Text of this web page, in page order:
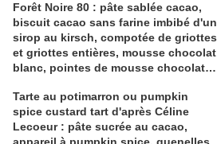
Forêt Noire 80 : pâte sablée cacao,
biscuit cacao sans farine imbibé d'un
sirop au kirsch, compotée de griottes
et griottes entières, mousse chocolat
blanc, pointes de mousse chocolat
Tarte au potimarron ou pumpkin
spice custard tart d'après Céline
Lecoeur : pâte sucrée au cacao,